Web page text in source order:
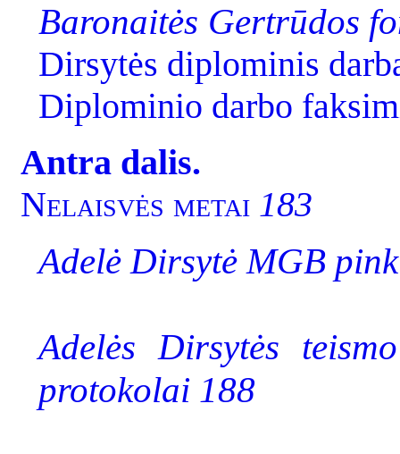
Baronaitės Gertrūdos
Dirsytės diplominis
Diplominio darbo
Antra dalis.
Nelaisvės metai 183
Adelė Dirsytė MGB
Adelės Dirsytės
protokolai 188